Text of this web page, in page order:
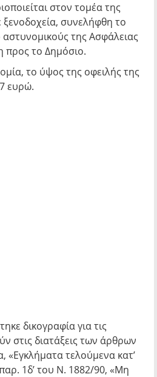
στον τομέα της
συνελήφθη το
της Ασφάλειας
προς το Δημόσιο.
το ύψος της οφειλής της
ευρώ.
δικογραφία για τις
στις διατάξεις των άρθρων
«Εγκλήματα τελούμενα κατ’
1δ’ του Ν. 1882/90, «Μη